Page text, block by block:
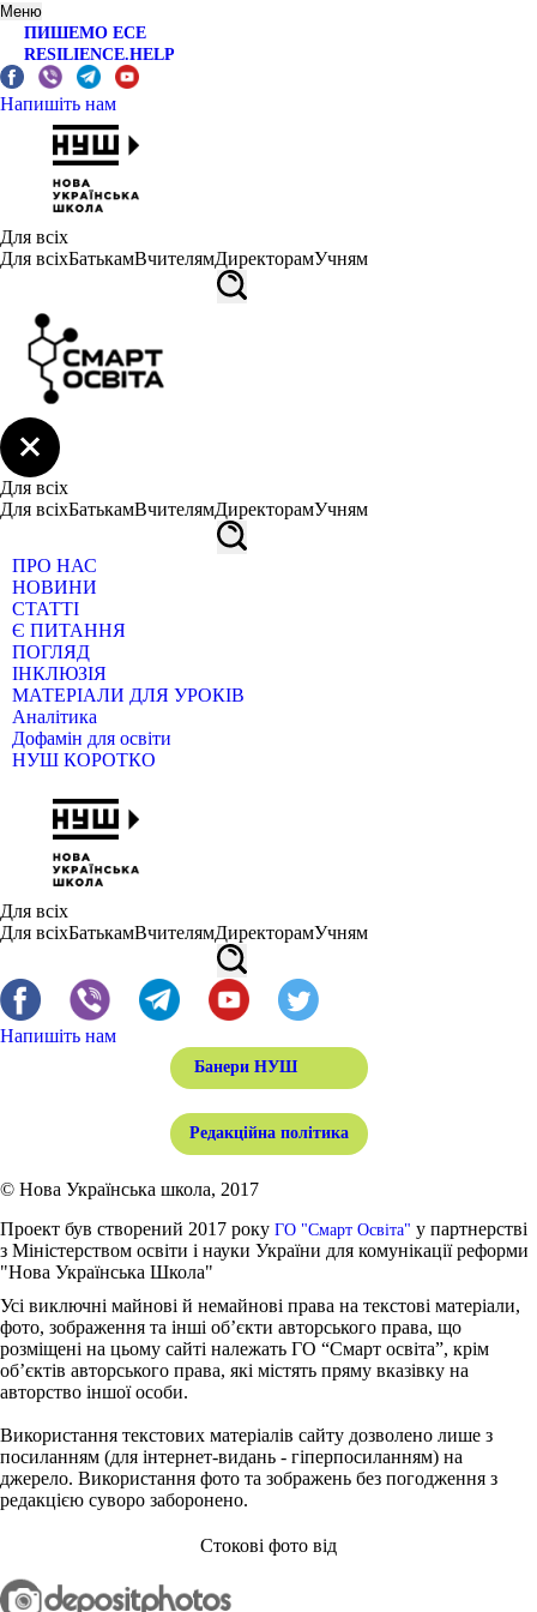
Меню
ПИШЕМО ЕСЕ
RESILIENCE.HELP
Напишіть нам
Для всіх
Для всіхБатькамВчителямДиректорамУчням
Для всіх
Для всіхБатькамВчителямДиректорамУчням
ПРО НАС
НОВИНИ
СТАТТІ
Є ПИТАННЯ
ПОГЛЯД
ІНКЛЮЗІЯ
МАТЕРІАЛИ ДЛЯ УРОКІВ
Аналітика
Дофамін для освіти
НУШ КОРОТКО
Для всіх
Для всіхБатькамВчителямДиректорамУчням
Напишіть нам
Банери НУШ
Редакційна політика
© Нова Українська школа, 2017
Проект був створений 2017 року ГО "Смарт Освіта" у партнерстві
з Міністерством освіти і науки України для комунікації реформи
"Нова Українська Школа"
Усі виключні майнові й немайнові права на текстові матеріали,
фото, зображення та інші об’єкти авторського права, що
розміщені на цьому сайті належать ГО “Смарт освіта”, крім
об’єктів авторського права, які містять пряму вказівку на
авторство іншої особи.
Використання текстових матеріалів сайту дозволено лише з
посиланням (для інтернет-видань - гіперпосиланням) на
джерело. Використання фото та зображень без погодження з
редакцією суворо заборонено.
Стокові фото від